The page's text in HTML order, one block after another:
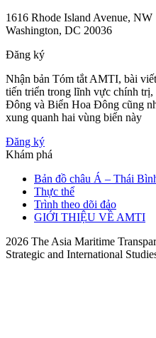
1616 Rhode Island Avenue, NW
Washington, DC 20036
Đăng ký
Nhận bản Tóm tắt AMTI, bài
tiến triển trong lĩnh vực chính
Đông và Biển Hoa Đông cũng
xung quanh hai vùng biển này
Đăng ký
Khám phá
Bản đồ châu Á – Thái
Thực thể
Trình theo dõi đảo
GIỚI THIỆU VỀ AMTI
2026 The Asia Maritime
Strategic and International